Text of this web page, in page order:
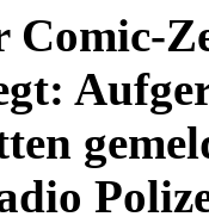
Comic-